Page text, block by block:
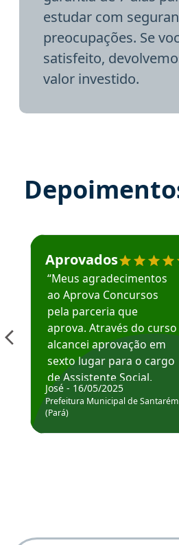
estudar com
preocupações. Se
satisfeito,
valor investido.
Estudante José recomenda o
Aprovados
“Meus agradecimentos
ao Aprova Concursos
pela parceria que
aprova. Através do curso
alcancei aprovação em
sexto lugar para o cargo
de Assistente Social.
Hoje estou atuando na
Prefeitura de Santarém.
José - 16/05/2025
Prefeitura Municipal de Santarém
(Pará)